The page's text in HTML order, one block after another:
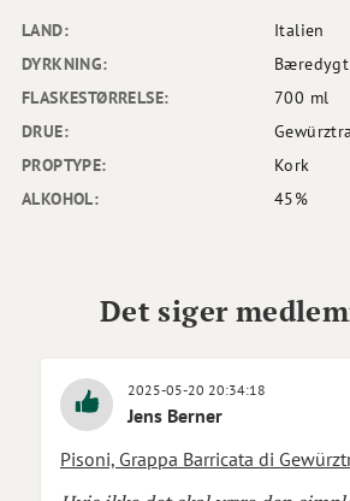
LAND:
Italien
DYRKNING:
FLASKESTØRRELSE:
700 ml
DRUE:
PROPTYPE:
Kork
ALKOHOL:
45%
Det siger
2025-05-20 20:34:18
Jens Berner
Pisoni, Grappa Barricata di